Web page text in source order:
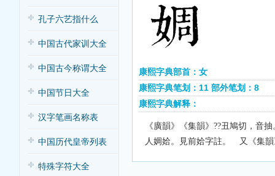
孔子六艺指什么
中国古代家训大全
中国古今称谓大全
中国节日大全
汉字笔画名称表
中国历代皇帝列表
特殊字符大全
康熙字典部首：女
康熙字典笔划：11 部外笔划：8
康熙字典解释：
《廣韻》《集韻》 ??丑鳩切，音
人婤姶。見前姶字註。 又《集韻